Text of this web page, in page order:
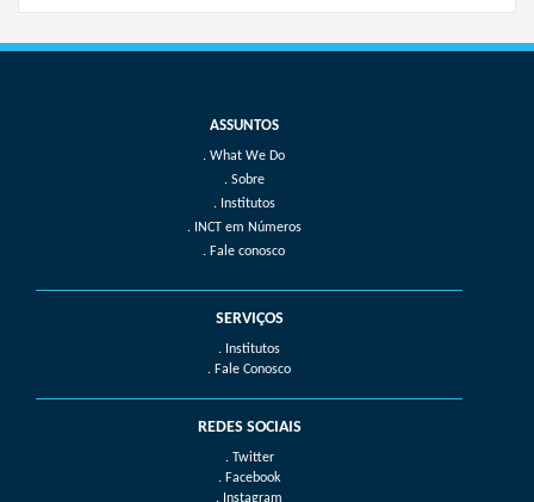
What We Do
Sobre
Institutos
INCT em Números
Fale conosco
SERVIÇOS
. Institutos
. Fale Conosco
REDES SOCIAIS
. Twitter
. Facebook
. Instagram